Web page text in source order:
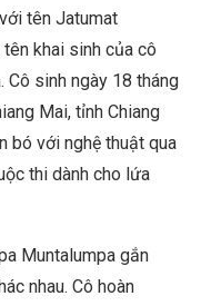
tên Jatumat
tên khai sinh của cô
Cô sinh ngày 18 tháng
Mai, tỉnh Chiang
bó với nghệ thuật qua
thi dành cho lứa
Muntalumpa gắn
nhau. Cô hoàn